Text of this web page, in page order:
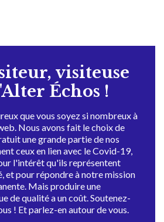
visiteuse
Échos !
que vous soyez si nombreux à
Nous avons fait le choix de
une grande partie de nos
ceux en lien avec le Covid-19,
l'intérêt qu'ils représentent
et pour répondre à notre mission
Mais produire une
de qualité a un coût. Soutenez-
! Et parlez-en autour de vous.